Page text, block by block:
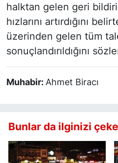
halktan gelen geri
hızlarını artırdığını
üzerinden gelen tüm
sonuçlandırıldığını
Muhabir: Ahmet Biracı
Bunlar da ilginizi